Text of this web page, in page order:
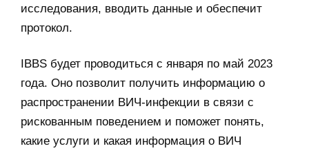
исследования, вводить данные и обеспечит
протокол.
IBBS будет проводиться с января по май 2023
года. Оно позволит получить информацию о
распространении ВИЧ-инфекции в связи с
рискованным поведением и поможет понять,
какие услуги и какая информация о ВИЧ